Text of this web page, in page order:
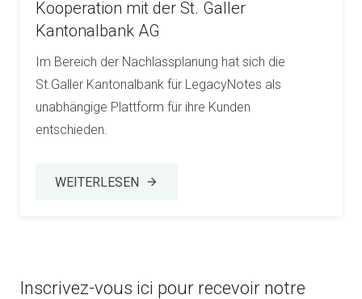
Kooperation mit der St. Galler
Kantonalbank AG
Im Bereich der Nachlassplanung hat sich die
St.Galler Kantonalbank für LegacyNotes als
unabhängige Plattform für ihre Kunden
entschieden.
WEITERLESEN arrow_forward
Inscrivez-vous ici pour recevoir notre